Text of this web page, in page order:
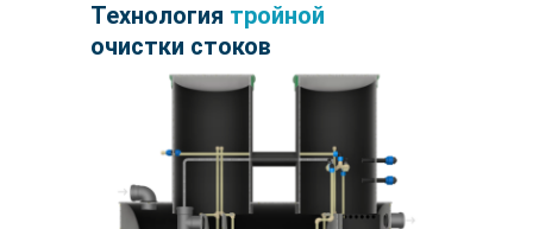
Технология тройной
очистки стоков